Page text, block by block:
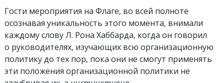
Гости мероприятия на Флаге, во всей полноте
осознавая уникальность этого момента, внимали
каждому слову Л. Рона Хаббарда, когда он говорил
о руководителях, изучающих всю организационную
политику до тех пор, пока они не смогут применять
эти положения организационной политики не